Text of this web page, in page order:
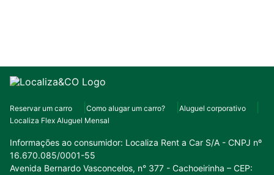
Reservar um carro Como alugar um carro?
Aluguel corporativo
Localiza Flex Aluguel Mensal
Informações ao consumidor: Localiza Rent a Car S/A - CNPJ nº
16.670.085/0001-55
Avenida Bernardo Vasconcelos, n° 377 - Cachoeirinha – CEP: